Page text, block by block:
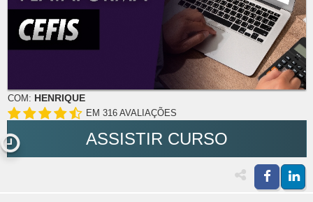
COM: HENRIQUE
EM 316 AVALIAÇÕES
ASSISTIR CURSO